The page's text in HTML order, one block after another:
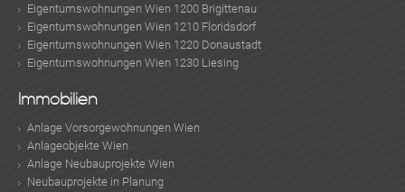
Eigentumswohnungen Wien 1200 Brigittenau
Eigentumswohnungen Wien 1210 Floridsdorf
Eigentumswohnungen Wien 1220 Donaustadt
Eigentumswohnungen Wien 1230 Liesing
Immobilien
Anlage Vorsorgewohnungen Wien
Anlageobjekte Wien
Anlage Neubauprojekte Wien
Neubauprojekte in Planung